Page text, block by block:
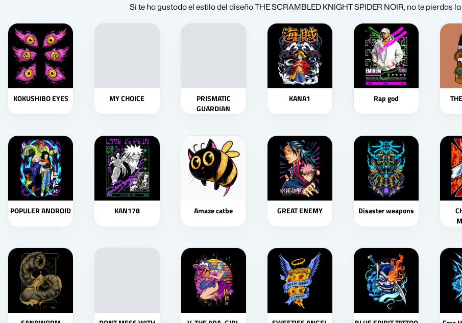
Si te ha gustado el estilo del diseño THE SCRAMBLED KNIGHT SPIDER NOIR, no te pierdas
KOKUSHIBO EYES MY CHOICE
PRISMATIC
GUARDIAN
KANA1 Rap god
POPULER ANDROID KAN178 Amaze catbe GREAT ENEMY Disaster weapons